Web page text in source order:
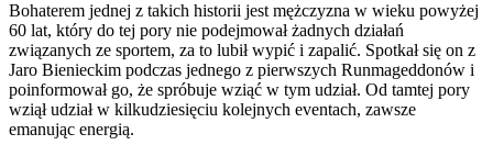
Bohaterem jednej z takich historii jest mężczyzna w wieku powyżej
60 lat, który do tej pory nie podejmował żadnych działań
związanych ze sportem, za to lubił wypić i zapalić. Spotkał się on z
Jaro Bienieckim podczas jednego z pierwszych Runmageddonów i
poinformował go, że spróbuje wziąć w tym udział. Od tamtej pory
wziął udział w kilkudziesięciu kolejnych eventach, zawsze
emanując energią.